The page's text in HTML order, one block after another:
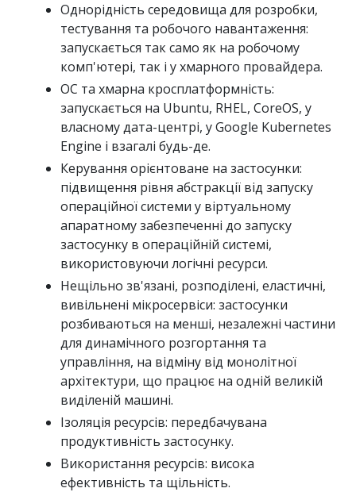
Однорідність середовища для розробки,
тестування та робочого навантаження:
запускається так само як на робочому
комп'ютері, так і у хмарного провайдера.
ОС та хмарна кросплатформність:
запускається на Ubuntu, RHEL, CoreOS, у
власному дата-центрі, у Google Kubernetes
Engine і взагалі будь-де.
Керування орієнтоване на застосунки:
підвищення рівня абстракції від запуску
операційної системи у віртуальному
апаратному забезпеченні до запуску
застосунку в операційній системі,
використовуючи логічні ресурси.
Нещільно зв'язані, розподілені, еластичні,
вивільнені мікросервіси: застосунки
розбиваються на менші, незалежні частини
для динамічного розгортання та
управління, на відміну від монолітної
архітектури, що працює на одній великій
виділеній машині.
Ізоляція ресурсів: передбачувана
продуктивність застосунку.
Використання ресурсів: висока
ефективність та щільність.